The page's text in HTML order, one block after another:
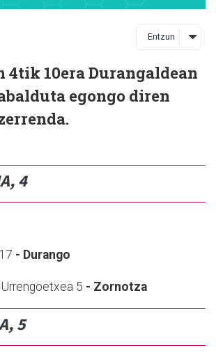
Entzun
4tik 10era Durangaldean
egongo diren
4
- Durango
5 - Zornotza
5